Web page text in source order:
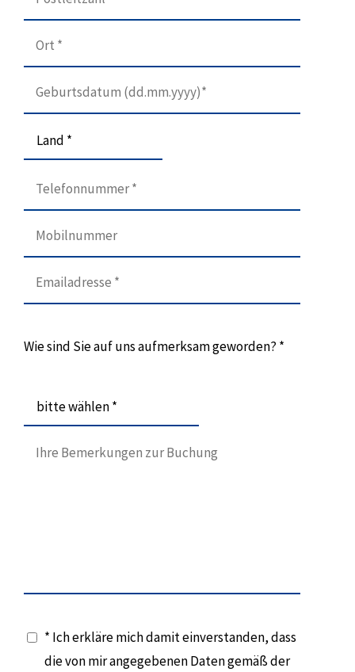
Land *
Wie sind Sie auf uns aufmerksam geworden? *
bitte wählen *
* Ich erkläre mich damit einverstanden, dass
die von mir angegebenen Daten gemäß der